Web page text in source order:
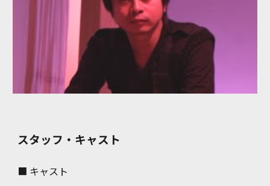
スタッフ・キャスト
■ キャスト